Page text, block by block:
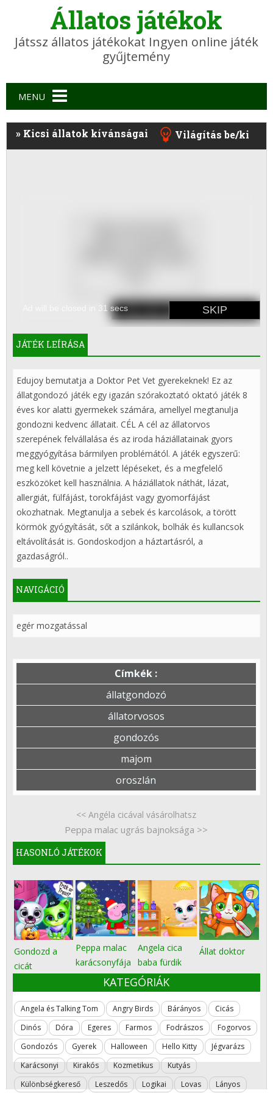
Állatos játékok
Játssz állatos játékokat Ingyen online játék
gyűjtemény
Main menu
MENU
»Kicsi állatok kívánságai Világítás be/ki
JÁTÉK LEÍRÁSA
Edujoy bemutatja a Doktor Pet Vet gyerekeknek! Ez az
állatgondozó játék egy igazán szórakoztató oktató játék 8
éves kor alatti gyermekek számára, amellyel megtanulja
gondozni kedvenc állatait. CÉL A cél az állatorvos
szerepének felvállalása és az iroda háziállatainak gyors
meggyógyítása bármilyen problémától. A játék egyszerű:
meg kell követnie a jelzett lépéseket, és a megfelelő
eszközöket kell használnia. A háziállatok náthát, lázat,
allergiát, fülfájást, torokfájást vagy gyomorfájást
okozhatnak. Megtanulja a sebek és karcolások, a törött
körmök gyógyítását, sőt a szilánkok, bolhák és kullancsok
eltávolítását is. Gondoskodjon a háztartásról, a
gazdaságról..
NAVIGÁCIÓ
egér mozgatással
Címkék :
állatgondozó
állatorvosos
gondozós
majom
oroszlán
<< Angéla cicával vásárolhatsz
Peppa malac ugrás bajnoksága >>
HASONLÓ JÁTÉKOK
Gondozd a
cicát
Peppa malac
karácsonyfája
Angela cica
baba fürdik
Állat doktor
KATEGÓRIÁK
Angela és Talking Tom Angry Birds Bárányos
Cicás
Dinós
Dóra Egeres Farmos Fodrászos
Fogorvos
Gondozós
Gyerek Halloween Hello Kitty
Jégvarázs
Karácsonyi
Kirakós Kozmetikus
Kutyás
Különbségkereső
Leszedős Logikai Lovas Lányos